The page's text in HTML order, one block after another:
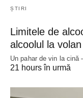
ȘTIRI
Limitele de
alcoolul la
Un pahar de vin la cină
21 hours în urmă